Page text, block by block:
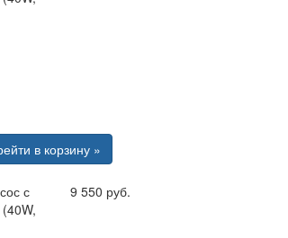
в корзину »
с
9 550 руб.